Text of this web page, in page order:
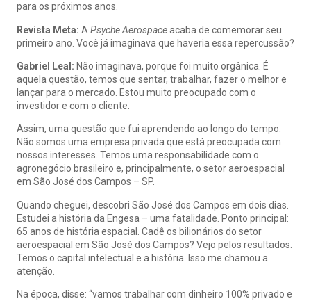
para os próximos anos.
Revista Meta: A Psyche Aerospaceacaba de comemorar seu
primeiro ano. Você já imaginava que haveria essa repercussão?
Gabriel Leal: Não imaginava, porque foi muito orgânica. É
aquela questão, temos que sentar, trabalhar, fazer o melhor e
lançar para o mercado. Estou muito preocupado com o
investidor e com o cliente.
Assim, uma questão que fui aprendendo ao longo do tempo.
Não somos uma empresa privada que está preocupada com
nossos interesses. Temos uma responsabilidade com o
agronegócio brasileiro e, principalmente, o setor aeroespacial
em São José dos Campos – SP.
Quando cheguei, descobri São José dos Campos em dois dias.
Estudei a história da Engesa – uma fatalidade. Ponto principal:
65 anos de história espacial. Cadê os bilionários do setor
aeroespacial em São José dos Campos? Vejo pelos resultados.
Temos o capital intelectual e a história. Isso me chamou a
atenção.
Na época, disse: “vamos trabalhar com dinheiro 100% privado e